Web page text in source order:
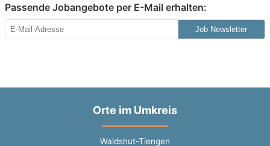
Passende Jobangebote per E-Mail erhalten:
Job Newsletter
Orte im Umkreis
Waldshut-Tiengen